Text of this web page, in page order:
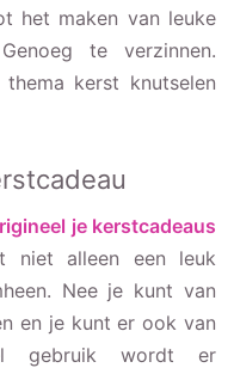
het maken van leuke
te verzinnen.
kerst knutselen
je kerstcadeaus
niet alleen een leuk
Nee je kunt van
en je kunt er ook van
gebruik wordt er